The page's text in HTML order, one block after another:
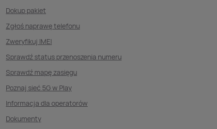
Dokup pakiet
Zgłoś naprawę telefonu
Zweryfikuj IMEI
Sprawdź status przenoszenia numeru
Sprawdź mapę zasięgu
Poznaj sieć 5G w Play
Informacja dla operatorów
Dokumenty